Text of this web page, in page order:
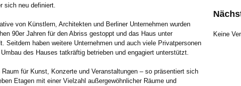
sich neu definiert.
von Künstlern, Architekten und Berliner Unternehmen wurden
90er Jahren für den Abriss gestoppt und das Haus unter
Seitdem haben weitere Unternehmen und auch viele Privatpersonen
des Hauses tatkräftig betrieben und engagiert unterstützt.
für Kunst, Konzerte und Veranstaltungen – so präsentiert sich
Etagen mit einer Vielzahl außergewöhnlicher Räume und
Keine